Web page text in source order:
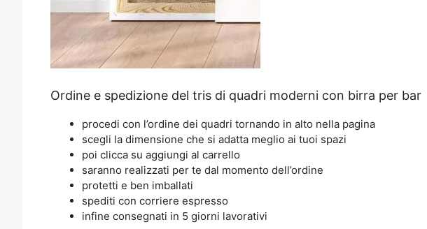
Ordine e spedizione del tris di quadri moderni con birra per bar
procedi con l’ordine dei quadri tornando in alto nella pagina
scegli la dimensione che si adatta meglio ai tuoi spazi
poi clicca su aggiungi al carrello
saranno realizzati per te dal momento dell’ordine
protetti e ben imballati
spediti con corriere espresso
infine consegnati in 5 giorni lavorativi